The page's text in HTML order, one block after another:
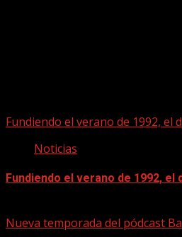
Fundiendo el verano de 1992, el
Noticias
Fundiendo el verano de 1992, el
Nueva temporada del pódcast